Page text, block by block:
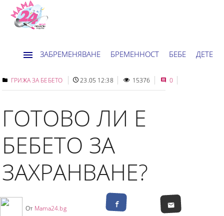
ЗАБРЕМЕНЯВАНЕ БРЕМЕННОСТ БЕБЕ ДЕТЕ
ДОМ НОВИНИ ХОРОСКОП
ГРИЖА ЗА БЕБЕТО 23.05 12:38 15376 0
ГОТОВО ЛИ Е
БЕБЕТО ЗА
ЗАХРАНВАНЕ?
От Mama24.bg